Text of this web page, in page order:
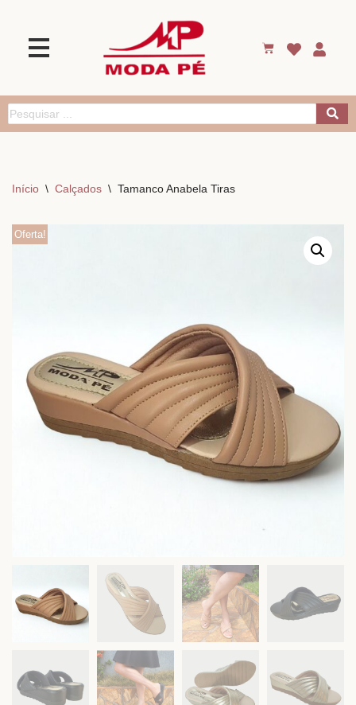
Início \ Calçados \ Tamanco Anabela Tiras
Oferta!